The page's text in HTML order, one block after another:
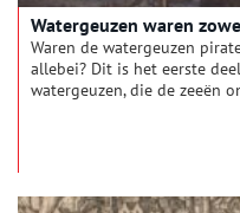
Watergeuzen waren
Waren de watergeuzen
allebei? Dit is het eerste
watergeuzen, die de zeeën